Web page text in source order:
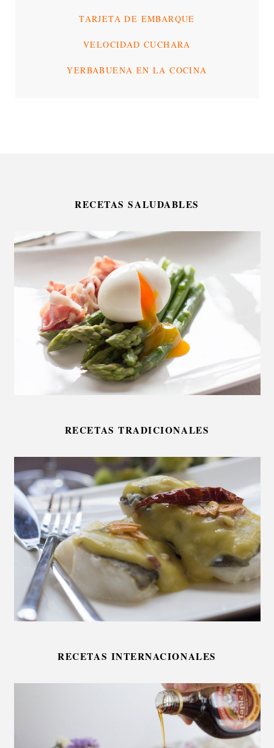
TARJETA DE EMBARQUE
VELOCIDAD CUCHARA
YERBABUENA EN LA COCINA
RECETAS SALUDABLES
RECETAS TRADICIONALES
RECETAS INTERNACIONALES